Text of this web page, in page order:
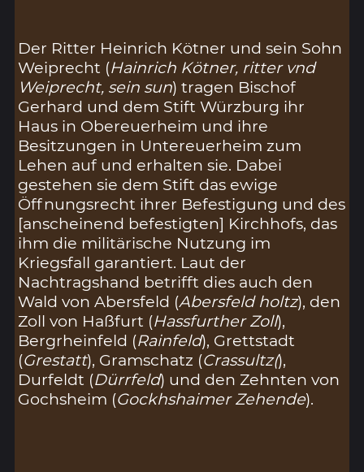
Der Ritter Heinrich Kötner und sein Sohn
Weiprecht (Hainrich Kötner, ritter vnd
Weiprecht, sein sun) tragen Bischof
Gerhard und dem Stift Würzburg ihr
Haus in Obereuerheim und ihre
Besitzungen in Untereuerheim zum
Lehen auf und erhalten sie. Dabei
gestehen sie dem Stift das ewige
Öffnungsrecht ihrer Befestigung und des
[anscheinend befestigten] Kirchhofs, das
ihm die militärische Nutzung im
Kriegsfall garantiert. Laut der
Nachtragshand betrifft dies auch den
Wald von Abersfeld (Abersfeld holtz), den
Zoll von Haßfurt (Hassfurther Zoll),
Bergrheinfeld (Rainfeld), Grettstadt
(Grestatt), Gramschatz (Crassultz(),
Durfeldt (Dürrfeld) und den Zehnten von
Gochsheim (Gockhshaimer Zehende).